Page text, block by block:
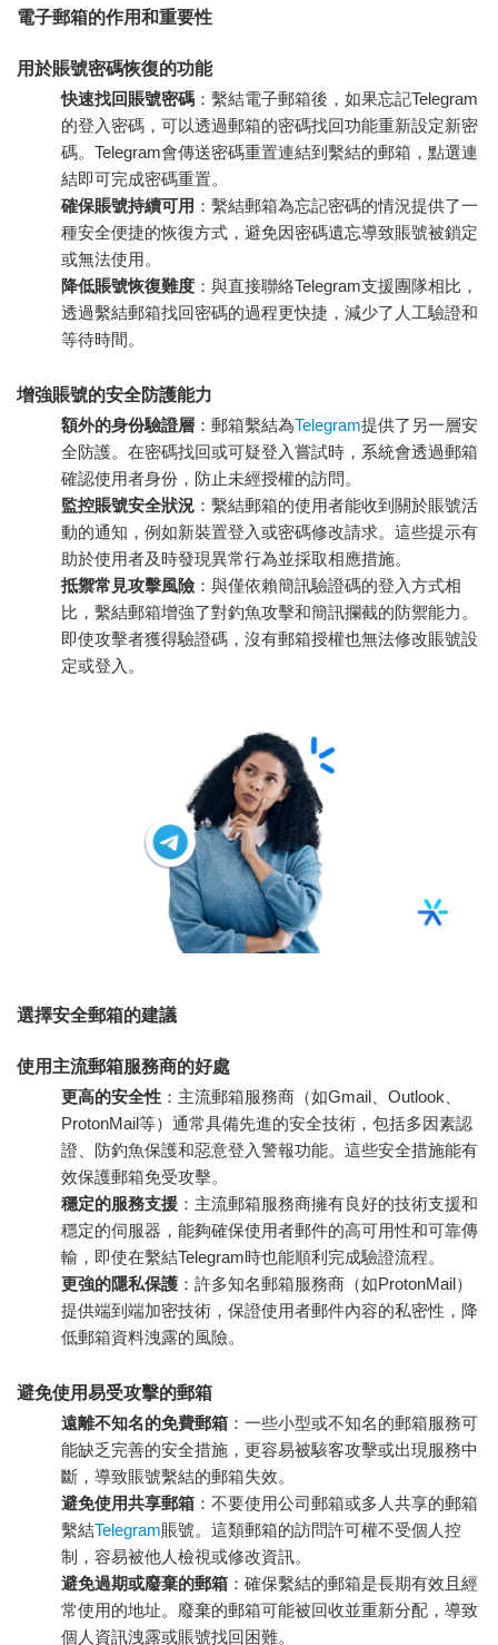
電子郵箱的作用和重要性
用於賬號密碼恢復的功能
快速找回賬號密碼 ：繫結電子郵箱後，如果忘記Telegram
的登入密碼，可以透過郵箱的密碼找回功能重新設定新密
碼。Telegram會傳送密碼重置連結到繫結的郵箱，點選連
結即可完成密碼重置。
確保賬號持續可用 ：繫結郵箱為忘記密碼的情況提供了一
種安全便捷的恢復方式，避免因密碼遺忘導致賬號被鎖定
或無法使用。
降低賬號恢復難度 ：與直接聯絡Telegram支援團隊相比，
透過繫結郵箱找回密碼的過程更快捷，減少了人工驗證和
等待時間。
增強賬號的安全防護能力
額外的身份驗證層 ：郵箱繫結為Telegram提供了另一層安
全防護。在密碼找回或可疑登入嘗試時，系統會透過郵箱
確認使用者身份，防止未經授權的訪問。
監控賬號安全狀況 ：繫結郵箱的使用者能收到關於賬號活
動的通知，例如新裝置登入或密碼修改請求。這些提示有
助於使用者及時發現異常行為並採取相應措施。
抵禦常見攻擊風險：與僅依賴簡訊驗證碼的登入方式相
比，繫結郵箱增強了對釣魚攻擊和簡訊攔截的防禦能力。
即使攻擊者獲得驗證碼，沒有郵箱授權也無法修改賬號設
定或登入。
選擇安全郵箱的建議
使用主流郵箱服務商的好處
更高的安全性 ：主流郵箱服務商（如Gmail、Outlook、
ProtonMail等）通常具備先進的安全技術，包括多因素認
證、防釣魚保護和惡意登入警報功能。這些安全措施能有
效保護郵箱免受攻擊。
穩定的服務支援 ：主流郵箱服務商擁有良好的技術支援和
穩定的伺服器，能夠確保使用者郵件的高可用性和可靠傳
輸，即使在繫結Telegram時也能順利完成驗證流程。
更強的隱私保護 ：許多知名郵箱服務商（如ProtonMail）
提供端到端加密技術，保證使用者郵件內容的私密性，降
低郵箱資料洩露的風險。
避免使用易受攻擊的郵箱
遠離不知名的免費郵箱 ：一些小型或不知名的郵箱服務可
能缺乏完善的安全措施，更容易被駭客攻擊或出現服務中
斷，導致賬號繫結的郵箱失效。
避免使用共享郵箱 ：不要使用公司郵箱或多人共享的郵箱
繫結Telegram賬號。這類郵箱的訪問許可權不受個人控
制，容易被他人檢視或修改資訊。
避免過期或廢棄的郵箱 ：確保繫結的郵箱是長期有效且經
常使用的地址。廢棄的郵箱可能被回收並重新分配，導致
個人資訊洩露或賬號找回困難。